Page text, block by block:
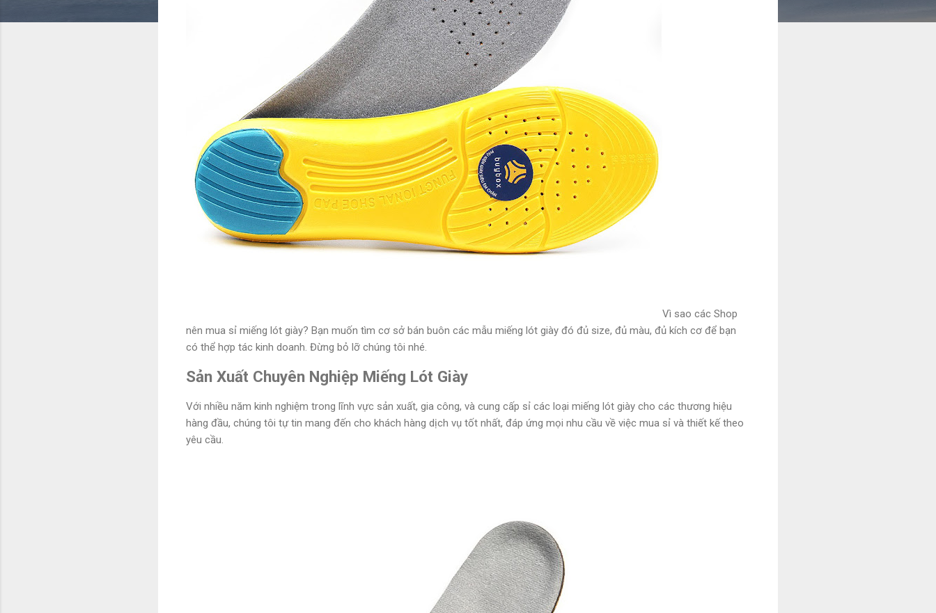
Vì sao các Shop
nên mua sỉ miếng lót giày? Bạn muốn tìm cơ sở bán buôn các mẫu miếng lót giày đó đủ size, đủ màu, đủ kích cơ để bạn
có thể hợp tác kinh doanh. Đừng bỏ lỡ chúng tôi nhé.
Sản Xuất Chuyên Nghiệp Miếng Lót Giày
Với nhiều năm kinh nghiệm trong lĩnh vực sản xuất, gia công, và cung cấp sỉ các loại miếng lót giày cho các thương hiệu
hàng đầu, chúng tôi tự tin mang đến cho khách hàng dịch vụ tốt nhất, đáp ứng mọi nhu cầu về việc mua sỉ và thiết kế theo
yêu cầu.